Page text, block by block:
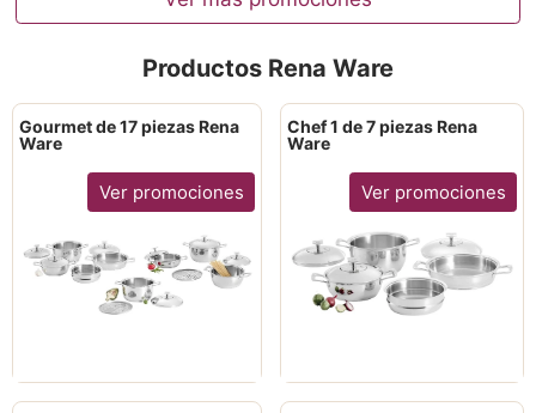
Productos Rena Ware
Gourmet de 17 piezas Rena
Ware
Ver promociones
Chef 1 de 7 piezas Rena
Ware
Ver promociones